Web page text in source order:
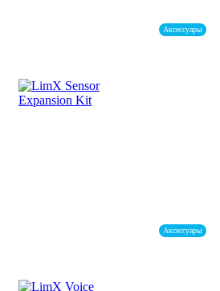
Аксессуары
Аксессуары